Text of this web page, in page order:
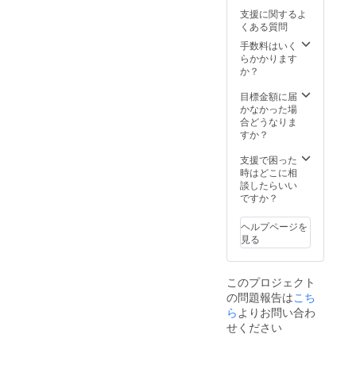
政治、
宗教関
係また
は、そ
の他不
判断し
た文
言、名
称等は
できま
せん。
。
必ず備
考欄に
掲載を
ご希望
される
をご記
入くだ
さい。
ロゴ
ナーな
どの画
像の受
け渡し
てはプ
ロジェ
クト終
了後に
する
メール
を ご
確認く
ださ
支援に関するよ
くある質問
手数料はいく
らかかります
か？
目標金額に届
かなかった場
合どうなりま
すか？
支援で困った
時はどこに相
談したらいい
ですか？
ヘルプページを
見る
このプロジェクト
の問題報告はこち
らよりお問い合わ
せください